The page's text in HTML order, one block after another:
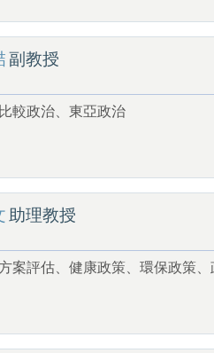
副教授
比較政治、東亞政治
助理教授
案評估、健康政策、環保政策、